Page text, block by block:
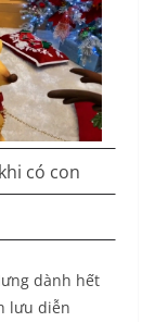
có con
dành hết
lưu diễn